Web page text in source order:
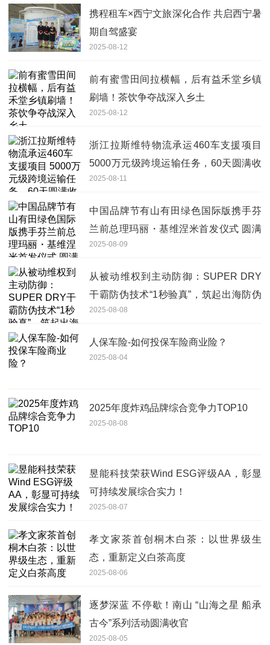
携程租车×西宁文旅深化合作 共启西宁暑
期自驾盛宴
2025-08-12
前有蜜雪田间拉横幅，后有益禾堂乡镇
刷墙！茶饮争夺战深入乡土
2025-08-12
浙江拉斯维特物流承运460车支援项目
5000万元级跨境运输任务，60天圆满收
官！
2025-08-11
中国品牌节有山有田绿色国际版携手芬
兰前总理玛丽・基维涅米首发仪式 圆满
成功
2025-08-09
从被动维权到主动防御：SUPER DRY
干霸防伪技术“1秒验真”，筑起出海防伪
壁垒
2025-08-08
人保车险-如何投保车险商业险？
2025-08-04
​2025年度炸鸡品牌综合竞争力TOP10
2025-08-08
昱能科技荣获Wind ESG评级AA，彰显
可持续发展综合实力！
2025-08-07
孝文家茶首创桐木白茶：以世界级生
态，重新定义白茶高度
2025-08-06
逐梦深蓝 不停歇！南山 “山海之星 船承
古今”系列活动圆满收官
2025-08-05